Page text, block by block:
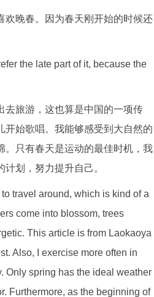
欢晚春。因为春天刚开始的时候还
the late part of it, because the
去旅游，这也算是中国的一项传
始歌唱。我能够感受到大自然的
。只有春天是运动的最佳时机，我
划，努力提升自己。
travel around, which is kind of a
come into blossom, trees
This article is from Laokaoya
Also, I exercise more often in
Only spring has the ideal weather
Furthermore, as the beginning of